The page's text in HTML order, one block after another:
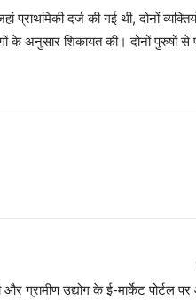
प्राथमिकी दर्ज की गई थी, दोनों
के अनुसार शिकायत की। दोनों पुरुषों से
और ग्रामीण उद्योग के ई-मार्केट पोर्टल